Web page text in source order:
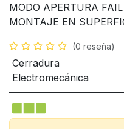
MODO APERTURA
MONTAJE EN
(0 reseña)
Cerradura
Electromecánica